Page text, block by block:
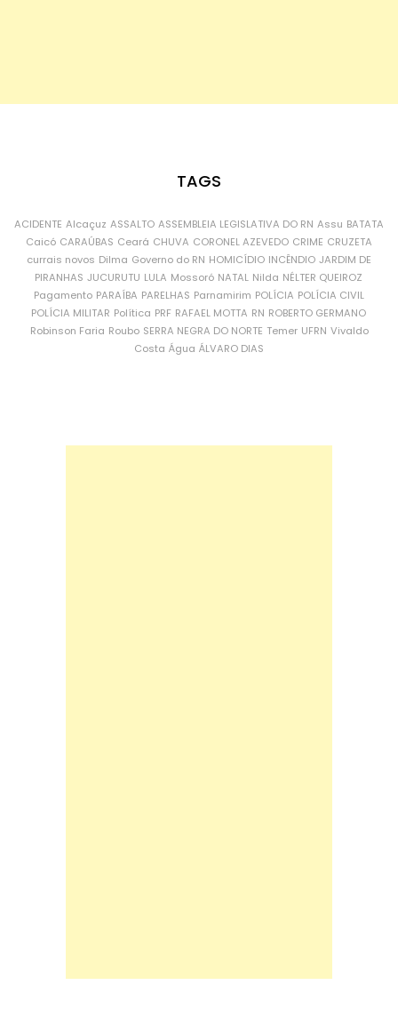
TAGS
ACIDENTE Alcaçuz ASSALTO ASSEMBLEIA LEGISLATIVA DO RN Assu BATATA
Caicó CARAÚBAS Ceará CHUVA CORONEL AZEVEDO CRIME CRUZETA
currais novos Dilma Governo do RN HOMICÍDIO INCÊNDIO JARDIM DE
PIRANHAS JUCURUTU LULA Mossoró NATAL Nilda NÉLTER QUEIROZ
Pagamento PARAÍBA PARELHAS Parnamirim POLÍCIA POLÍCIA CIVIL
POLÍCIA MILITAR Política PRF RAFAEL MOTTA RN ROBERTO GERMANO
Robinson Faria Roubo SERRA NEGRA DO NORTE Temer UFRN Vivaldo
Costa Água ÁLVARO DIAS